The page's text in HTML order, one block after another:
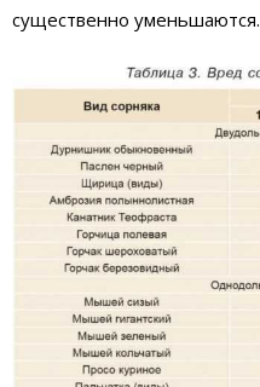
существенно уменьшаются.